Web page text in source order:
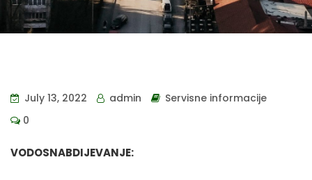
July 13, 2022 admin
Servisne informacije
0
VODOSNABDIJEVANJE: